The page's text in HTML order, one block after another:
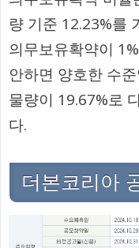
량 기준 12.23%를
의무보유확약이
안하면 양호한 수
물량이 19.67%로
다.
더본코리아